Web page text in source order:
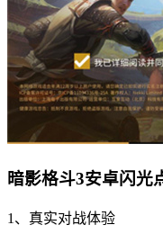
暗影格斗3安卓闪光
1、真实对战体验